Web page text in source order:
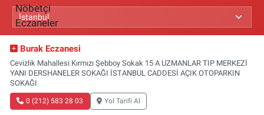
Burak Eczanesi
Cevizlik Mahallesi Kırmızı Şebboy Sokak 15 A UZMANLAR TIP MERKEZİ
YANI DERSHANELER SOKAĞI İSTANBUL CADDESİ AÇIK OTOPARKIN
SOKAĞI
0 (212) 583 28 03 Yol Tarifi Al